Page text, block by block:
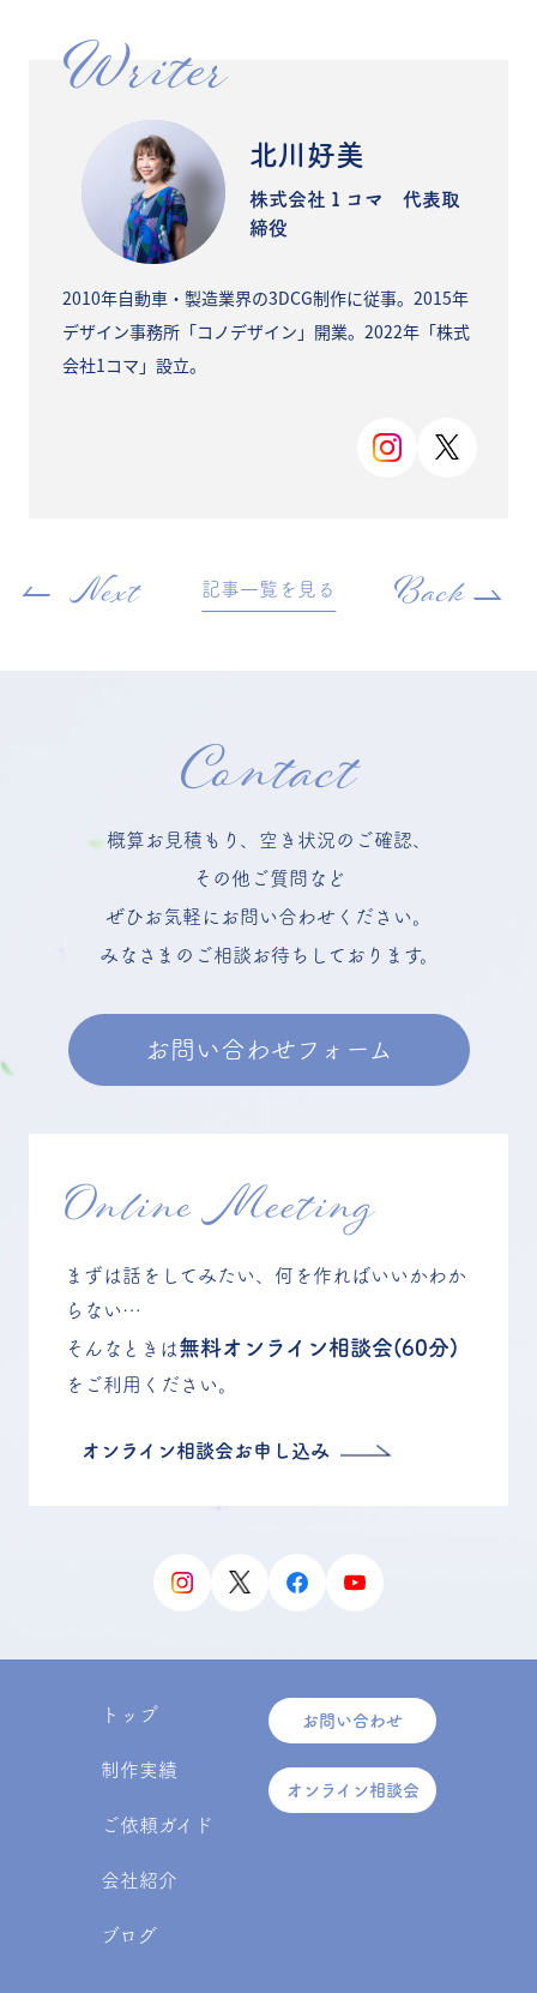
Writer
北川好美
株式会社１コマ 代表取
締役
2010年自動車・製造業界の3DCG制作に従事。2015年
デザイン事務所「コノデザイン」開業。2022年「株式
会社1コマ」設立。
Next 記事一覧を見る Back
Contact
概算お見積もり、空き状況のご確認、
その他ご質問など
ぜひお気軽にお問い合わせください。
みなさまのご相談お待ちしております。
お問い合わせフォーム
Online Meeting
まずは話をしてみたい、何を作ればいいかわか
らない…
そんなときは無料オンライン相談会(60分)
をご利用ください。
オンライン相談会お申し込み
トップ
制作実績
ご依頼ガイド
会社紹介
ブログ
お問い合わせ
オンライン相談会